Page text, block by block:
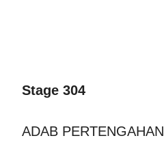
Stage 304
ADAB PERTENGAHAN